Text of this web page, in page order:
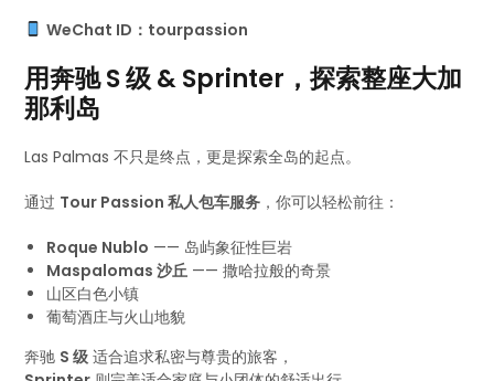
WeChat ID：tourpassion
用奔驰 S 级 & Sprinter，探索整座大加
那利岛
Las Palmas 不只是终点，更是探索全岛的起点。
通过 Tour Passion 私人包车服务 ，你可以轻松前往：
Roque Nublo —— 岛屿象征性巨岩
Maspalomas 沙丘 —— 撒哈拉般的奇景
山区白色小镇
葡萄酒庄与火山地貌
奔驰 S 级 适合追求私密与尊贵的旅客，